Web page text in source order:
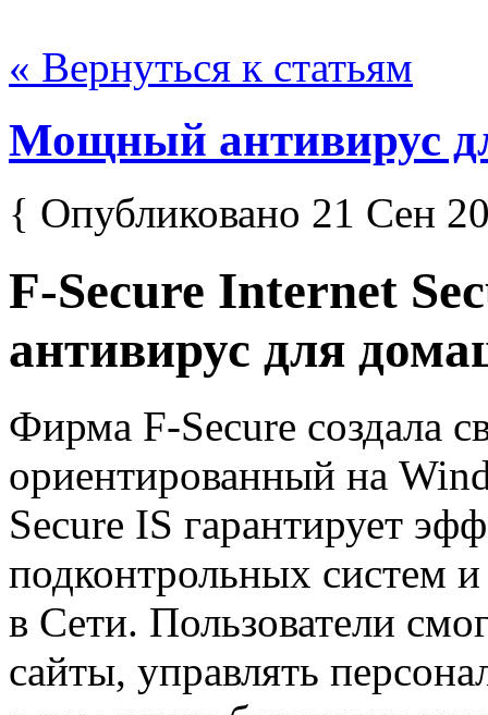
« Вернуться к статьям
Мощный антивирус
{ Опубликовано 21 Сен
F-Secure Internet
антивирус для
Фирма F-Secure создала
ориентированный на
Secure IS гарантирует
подконтрольных систем
в Сети. Пользователи
сайты, управлять